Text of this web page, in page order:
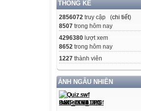
THỐNG KÊ
2856072 truy cập (chi tiết)
8507 trong hôm nay
4296380 lượt xem
8652 trong hôm nay
1227 thành viên
ẢNH NGẪU NHIÊN